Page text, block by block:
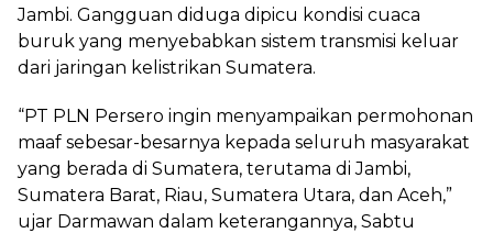
Jambi. Gangguan diduga dipicu kondisi cuaca
buruk yang menyebabkan sistem transmisi keluar
dari jaringan kelistrikan Sumatera.
“PT PLN Persero ingin menyampaikan permohonan
maaf sebesar-besarnya kepada seluruh masyarakat
yang berada di Sumatera, terutama di Jambi,
Sumatera Barat, Riau, Sumatera Utara, dan Aceh,”
ujar Darmawan dalam keterangannya, Sabtu